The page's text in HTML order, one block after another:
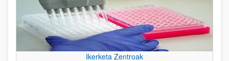
Ikerketa Zentroak